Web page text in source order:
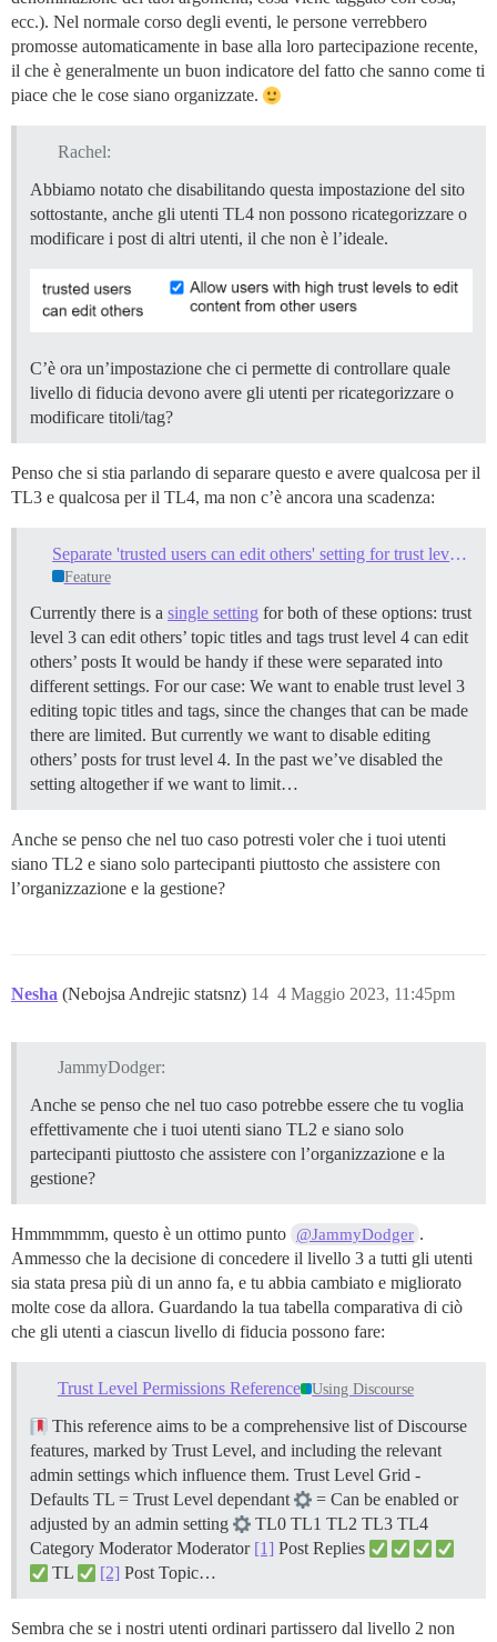
ecc.). Nel normale corso degli eventi, le persone verrebbero
promosse automaticamente in base alla loro partecipazione recente,
il che è generalmente un buon indicatore del fatto che sanno come ti
piace che le cose siano organizzate.
Rachel:
Abbiamo notato che disabilitando questa impostazione del sito
sottostante, anche gli utenti TL4 non possono ricategorizzare o
modificare i post di altri utenti, il che non è l’ideale.
C’è ora un’impostazione che ci permette di controllare quale
livello di fiducia devono avere gli utenti per ricategorizzare o
modificare titoli/tag?
Penso che si stia parlando di separare questo e avere qualcosa per il
TL3 e qualcosa per il TL4, ma non c’è ancora una scadenza:
Separate 'trusted users can edit others' setting for trust levels 3 & 4
Feature
Currently there is a single setting for both of these options: trust
level 3 can edit others’ topic titles and tags trust level 4 can edit
others’ posts It would be handy if these were separated into
different settings. For our case: We want to enable trust level 3
editing topic titles and tags, since the changes that can be made
there are limited. But currently we want to disable editing
others’ posts for trust level 4. In the past we’ve disabled the
setting altogether if we want to limit…
Anche se penso che nel tuo caso potresti voler che i tuoi utenti
siano TL2 e siano solo partecipanti piuttosto che assistere con
l’organizzazione e la gestione?
Nesha (Nebojsa Andrejic statsnz) 4 Maggio 2023, 11:45pm
14
JammyDodger:
Anche se penso che nel tuo caso potrebbe essere che tu voglia
effettivamente che i tuoi utenti siano TL2 e siano solo
partecipanti piuttosto che assistere con l’organizzazione e la
gestione?
Hmmmmmm, questo è un ottimo punto @JammyDodger .
Ammesso che la decisione di concedere il livello 3 a tutti gli utenti
sia stata presa più di un anno fa, e tu abbia cambiato e migliorato
molte cose da allora. Guardando la tua tabella comparativa di ciò
che gli utenti a ciascun livello di fiducia possono fare:
Trust Level Permissions Reference Using Discourse
This reference aims to be a comprehensive list of Discourse
features, marked by Trust Level, and including the relevant
admin settings which influence them. Trust Level Grid -
Defaults TL = Trust Level dependant
= Can be enabled or
adjusted by an admin setting
TL0 TL1 TL2 TL3 TL4
Category Moderator Moderator [1] Post Replies
TL
[2] Post Topic…
Sembra che se i nostri utenti ordinari partissero dal livello 2 non